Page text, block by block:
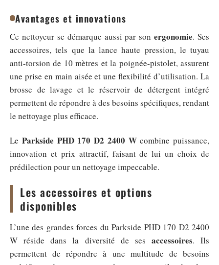
Avantages et innovations
Ce nettoyeur se démarque aussi par sonergonomie. Ses
accessoires, tels que la lance haute pression, le tuyau
anti-torsion de 10 mètres et la poignée-pistolet, assurent
une prise en main aisée et une flexibilité d’utilisation. La
brosse de lavage et le réservoir de détergent intégré
permettent de répondre à des besoins spécifiques, rendant
le nettoyage plus efficace.
Le Parkside PHD 170 D2 2400 Wcombine puissance,
innovation et prix attractif, faisant de lui un choix de
prédilection pour un nettoyage impeccable.
Les accessoires et options
disponibles
L’une des grandes forces du Parkside PHD 170 D2 2400
W réside dans la diversité de ses accessoires. Ils
permettent de répondre à une multitude de besoins